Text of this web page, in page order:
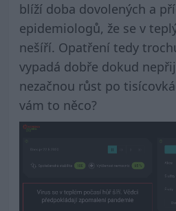
blíží doba dovolených a
epidemiologů, že se v
nešíří. Opatření tedy
vypadá dobře dokud
nezačnou růst po
vám to něco?